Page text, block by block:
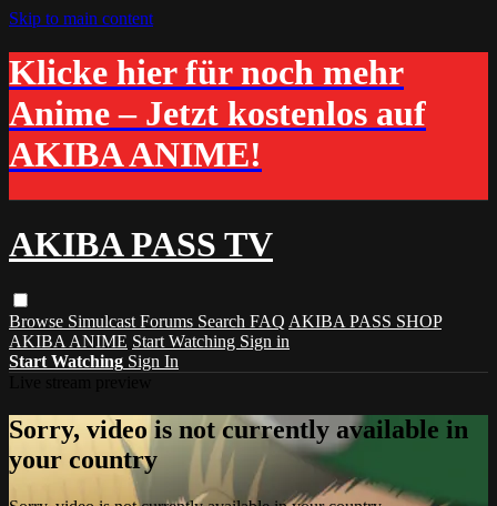
Skip to main content
Klicke hier für noch mehr
Anime – Jetzt kostenlos auf
AKIBA ANIME!
AKIBA PASS TV
Browse Simulcast Forums Search FAQ AKIBA PASS SHOP
AKIBA ANIME Start Watching Sign in
Start Watching Sign In
Sorry, video is not currently available in
your country